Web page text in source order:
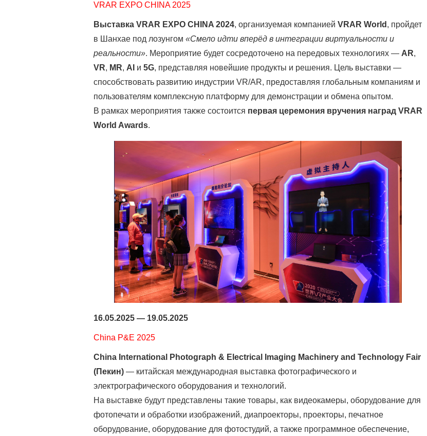
VRAR EXPO CHINA 2025
Выставка VRAR EXPO CHINA 2024, организуемая компанией VRAR World , пройдет
в Шанхае под лозунгом «Смело идти вперёд в интеграции виртуальности и
реальности». Мероприятие будет сосредоточено на передовых технологиях — AR,
VR, MR, AI и 5G, представляя новейшие продукты и решения. Цель выставки —
способствовать развитию индустрии VR/AR, предоставляя глобальным компаниям и
пользователям комплексную платформу для демонстрации и обмена опытом.
В рамках мероприятия также состоится первая церемония вручения наград VRAR
World Awards.
16.05.2025 — 19.05.2025
China P&E 2025
China International Photograph & Electrical Imaging Machinery and Technology Fair
(Пекин) — китайская международная выставка фотографического и
электрографического оборудования и технологий.
На выставке будут представлены такие товары, как видеокамеры, оборудование для
фотопечати и обработки изображений, диапроекторы, проекторы, печатное
оборудование, оборудование для фотостудий, а также программное обеспечение,